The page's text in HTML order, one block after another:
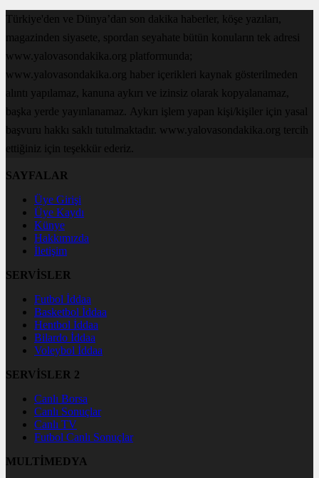
Türkiye'den ve Dünya’dan son dakika haberler, köşe yazıları,
magazinden siyasete, spordan seyahate bütün konuların tek adresi
www.yalovasondakika.org platformunda;
www.yalovasondakika.org haber içerikleri kaynak gösterilmeden
alıntı yapılamaz, kanuna aykırı ve izinsiz olarak kopyalanamaz,
başka yerde yayınlanamaz. Aykırı işlem yapan kişi/kişiler için yasal
başvuru hakkı saklı tutulmaktadır. www.yalovasondakika.org tercih
ettiğiniz için teşekkür ederiz.
SAYFALAR
Üye Girişi
Üye Kaydı
Künye
Hakkımızda
İletişim
SERVİSLER
Futbol İddaa
Basketbol İddaa
Hentbol İddaa
Bilardo İddaa
Voleybol İddaa
SERVİSLER 2
Canlı Borsa
Canlı Sonuçlar
Canlı TV
Futbol Canlı Sonuçlar
MULTİMEDYA